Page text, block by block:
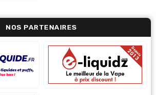
NOS PARTENAIRES